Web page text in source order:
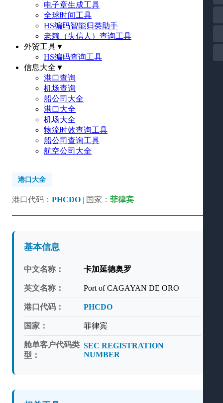
电子章生成工具
全球时间工具
HS编码智能归类助手
老赖（失信人）查询工具
外贸工具▼
HS编码查询工具
信息大全 ▼
港口查询
机场查询
船公司大全
港口大全
机场大全
物流时效查询工具
船公司查询工具
航空公司大全
港口大全
港口代码： PHCDO | 国家： 菲律宾
基本信息
中文名称： 卡加延德奥罗
英文名称： Port of CAGAYAN DE ORO
港口代码： PHCDO
国家： 菲律宾
舱单客户代码类
型：
SEC REGISTRATION
NUMBER